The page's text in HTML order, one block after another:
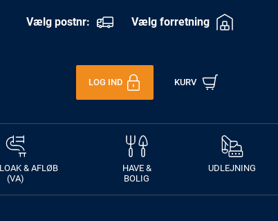
Vælg postnr: Vælg forretning
LOG IND KURV
& AFLØB
(VA)
HAVE &
BOLIG
UDLEJNING